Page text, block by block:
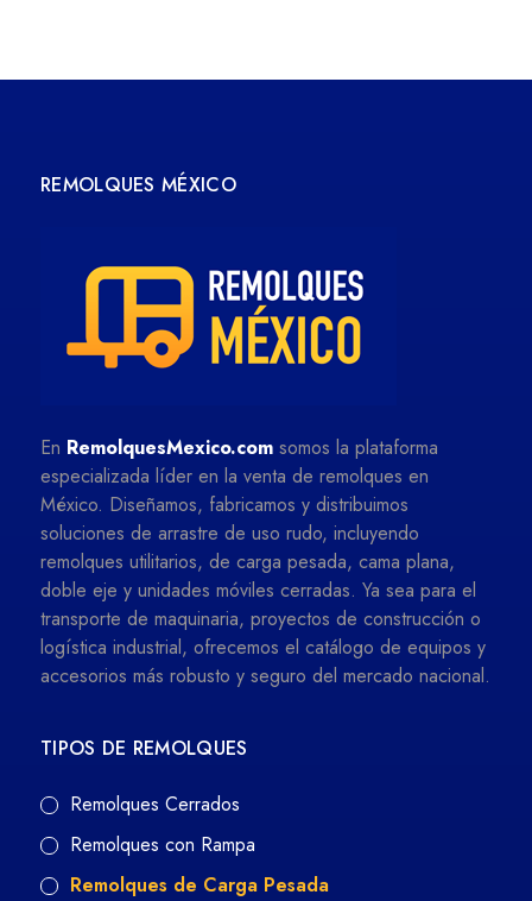
REMOLQUES MÉXICO
En RemolquesMexico.com somos la plataforma
especializada líder en la venta de remolques en
México. Diseñamos, fabricamos y distribuimos
soluciones de arrastre de uso rudo, incluyendo
remolques utilitarios, de carga pesada, cama plana,
doble eje y unidades móviles cerradas. Ya sea para el
transporte de maquinaria, proyectos de construcción o
logística industrial, ofrecemos el catálogo de equipos y
accesorios más robusto y seguro del mercado nacional.
TIPOS DE REMOLQUES
Remolques Cerrados
Remolques con Rampa
Remolques de Carga Pesada